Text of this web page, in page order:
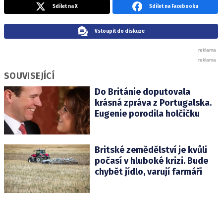
Sdílet na X Sdílet na Facebooku
Vstoupit do diskuze
SOUVISEJÍCÍ
Do Británie doputovala
krásná zpráva z Portugalska.
Eugenie porodila holčičku
Britské zemědělství je kvůli
počasí v hluboké krizi. Bude
chybět jídlo, varují farmáři